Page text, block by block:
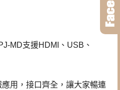
MD支援HDMI、USB、
用，接口齊全，讓大家暢連